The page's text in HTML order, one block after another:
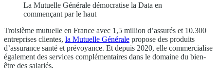
La Mutuelle Générale démocratise la Data en
commençant par le haut
Troisième mutuelle en France avec 1,5 million d’assurés et 10.300
entreprises clientes, la Mutuelle Générale propose des produits
d’assurance santé et prévoyance. Et depuis 2020, elle commercialise
également des services complémentaires dans le domaine du bien-
être des salariés.